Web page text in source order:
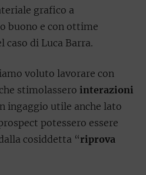
grafico a
buono e con ottime
caso di Luca Barra.
voluto lavorare con
stimolassero interazioni
ingaggio utile anche lato
potessero essere
cosiddetta “riprova